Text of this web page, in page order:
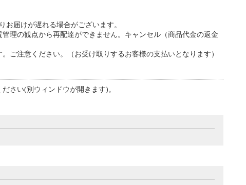
お届けが遅れる場合がございます。
理の観点から再配達ができません。キャンセル（商品代金の返金
ご注意ください。（お受け取りするお客様の支払いとなります）
ださい(別ウィンドウが開きます)。